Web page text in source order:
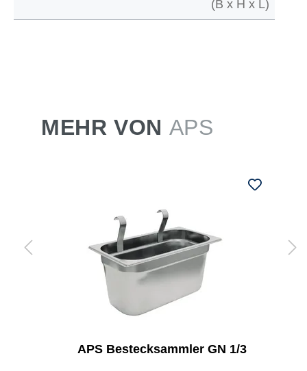
(B x H x L)
MEHR VON APS
APS Bestecksammler GN 1/3